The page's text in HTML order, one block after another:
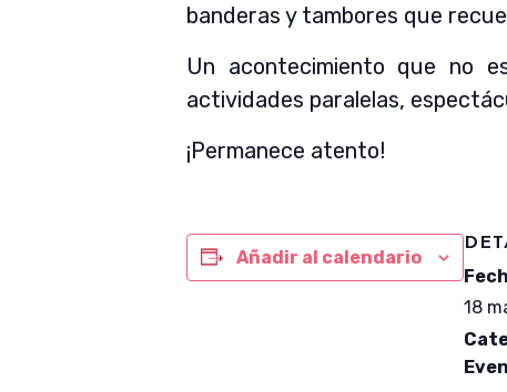
banderas y tambores que
Un acontecimiento que no
actividades paralelas,
¡Permanece atento!
Añadir al calendario
18